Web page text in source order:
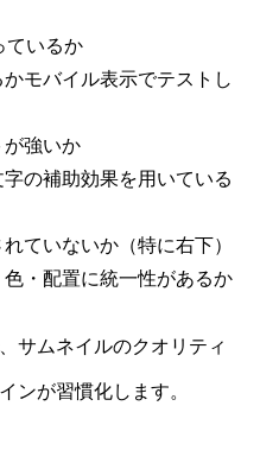
ているか
モバイル表示でテストし
強いか
の補助効果を用いている
ていないか（特に右下）
・配置に統一性があるか
サムネイルのクオリティ
ンが習慣化します。